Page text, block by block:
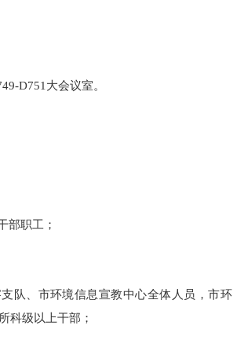
D751大会议室。
部职工；
队、市环境信息宣教中心全体人员，市环
科级以上干部；